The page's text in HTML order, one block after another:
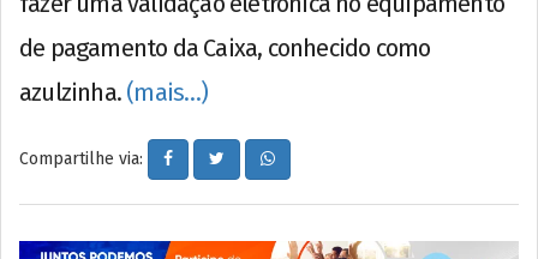
de pagamento da Caixa, conhecido como
azulzinha. (mais…)
Compartilhe via: